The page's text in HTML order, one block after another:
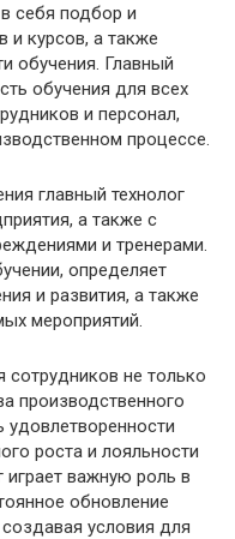
себя подбор и
и курсов, а также
обучения. Главный
обучения для всех
и персонал,
процессе.
главный технолог
а также с
и тренерами.
определяет
и развития, а также
мероприятий.
сотрудников не только
производственного
роста и лояльности
играет важную роль в
обновление
условия для